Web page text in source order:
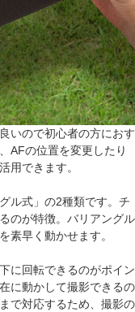
いので初心者の方におす
AFの位置を変更したり
用できます。
ル式」の2種類です。チ
のが特徴。バリアングル
素早く動かせます。
に回転できるのがポイン
に動かして撮影できるの
で対応するため、撮影の